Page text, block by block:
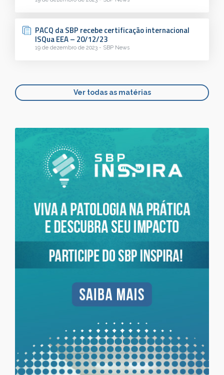
PACQ da SBP recebe certificação internacional
ISQua EEA – 20/12/23
19 de dezembro de 2023 - SBP News
Ver todas as matérias